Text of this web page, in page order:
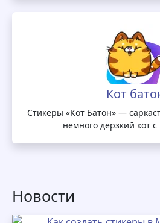
Кот
Стикеры «Кот Батон» —
немного дерзкий кот
Новости